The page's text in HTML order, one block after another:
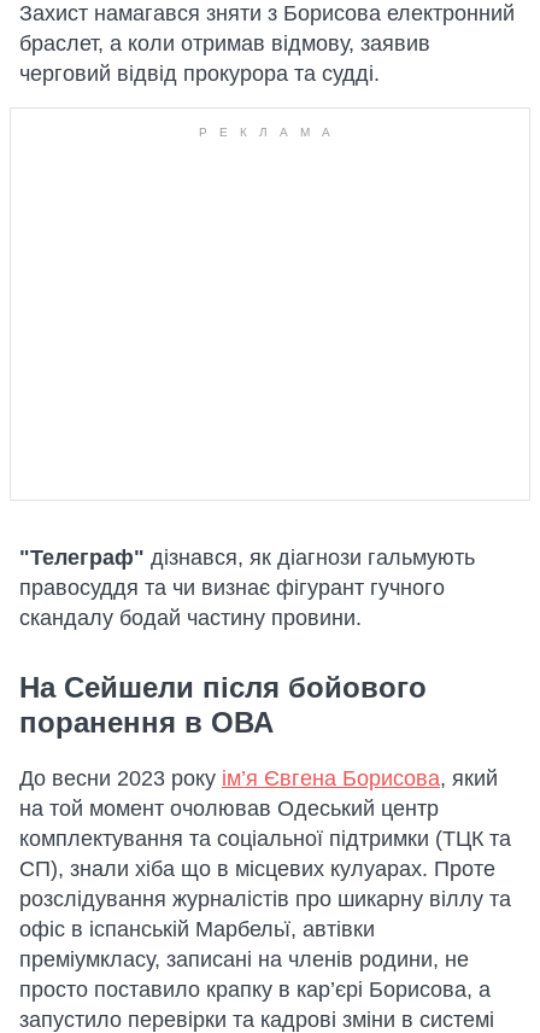
Захист намагався зняти з Борисова електронний
браслет, а коли отримав відмову, заявив
черговий відвід прокурора та судді.
"Телеграф" дізнався, як діагнози гальмують
правосуддя та чи визнає фігурант гучного
скандалу бодай частину провини.
На Сейшели після бойового
поранення в ОВА
До весни 2023 року ім’я Євгена Борисова, який
на той момент очолював Одеський центр
комплектування та соціальної підтримки (ТЦК та
СП), знали хіба що в місцевих кулуарах. Проте
розслідування журналістів про шикарну віллу та
офіс в іспанській Марбельї, автівки
преміумкласу, записані на членів родини, не
просто поставило крапку в кар’єрі Борисова, а
запустило перевірки та кадрові зміни в системі